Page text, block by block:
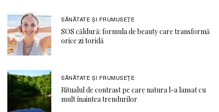
SĂNĂTATE ŞI FRUMUSEȚE
SOS căldură: formula de beauty care transformă
orice zi toridă
SĂNĂTATE ŞI FRUMUSEȚE
Ritualul de contrast pe care natura l-a lansat cu
mult înaintea trendurilor